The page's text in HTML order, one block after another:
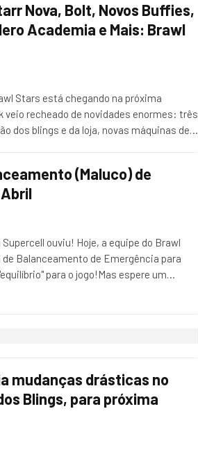
Nova, Bolt, Novos Buffies,
Academia e Mais: Brawl
Stars está chegando na próxima
veio recheado de novidades enormes: três
dos blings e da loja, novas máquinas de…
(Maluco) de
Abril
ouviu! Hoje, a equipe do Brawl
Balanceamento de Emergência para
para o jogo!Mas espere um…
mudanças drásticas no
Blings, para próxima